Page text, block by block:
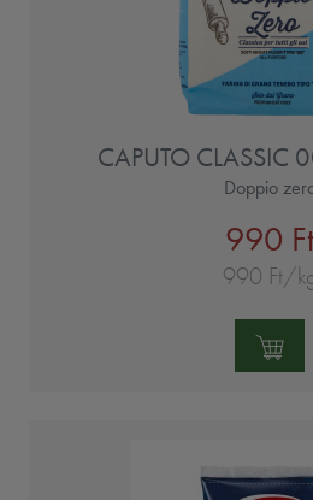
CAPUTO CLASSIC
Doppio
990 Ft
990 Ft/
Mennyiség: